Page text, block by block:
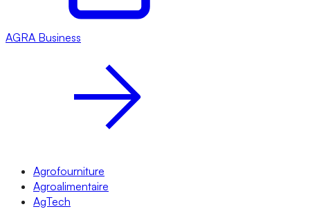
AGRA Business
Agrofourniture
Agroalimentaire
AgTech